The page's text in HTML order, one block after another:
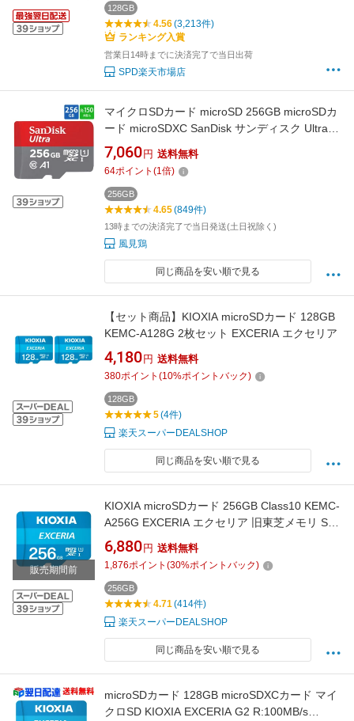
128GB
4.56(3,213件)
ランキング入賞
営業日14時までに決済完了で当日出荷
SPD楽天市場店
マイクロSDカード microSD 256GB microSDカ
ード microSDXC SanDisk サンディスク Ultra
Class10 UHS-I A1 R:150MB/s Nintendo Switch
動作確認済 海外リテール SDSQUAC-256G-
GN6MN ◆メ
7,060 円 送料無料
64ポイント (1倍)
256GB
4.65(849件)
13時までの決済完了で当日発送(土日祝除く)
風見鶏
同じ商品を安い順で見る
【セット商品】KIOXIA microSDカード 128GB
KEMC-A128G 2枚セット EXCERIA エクセリア
4,180 円 送料無料
380ポイント (10%ポイントバック)
128GB
5(4件)
楽天スーパーDEALSHOP
同じ商品を安い順で見る
販売期間前
KIOXIA microSDカード 256GB Class10 KEMC-
A256G EXCERIA エクセリア 旧東芝メモリ SD
変換アダプタ付属
6,880 円 送料無料
1,876ポイント (30%ポイントバック)
256GB
4.71(414件)
楽天スーパーDEALSHOP
同じ商品を安い順で見る
microSDカード 128GB microSDXCカード マイ
クロSD KIOXIA EXCERIA G2 R:100MB/s